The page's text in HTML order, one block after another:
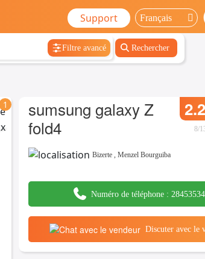
Support
Filtre avancé Rechercher
1
sumsung galaxy Z
fold4
8/
Bizerte ,Menzel Bourguiba
Numéro de téléphone : 28453534
Discuter avec le